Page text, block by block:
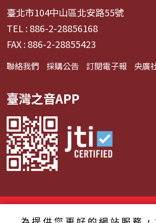
臺北市104中山區北安路55號
TEL : 886-2-28856168
FAX : 886-2-28855423
聯絡我們 採購公告 訂閱電子報 央廣
臺灣之音APP